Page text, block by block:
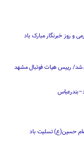
و روز خبرنگار مبارک باد
شد/ رییس هیات فوتبال مشهد
حسین(ع) تسلیت باد